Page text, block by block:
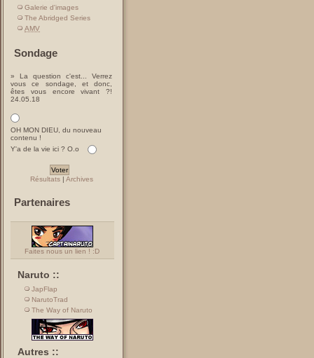
Galerie d'images
The Abridged Series
AMV
Sondage
» La question c'est... Verrez
vous ce sondage, et donc,
êtes vous encore vivant ?!
24.05.18
OH MON DIEU, du nouveau
contenu !
Y'a de la vie ici ? O.o
Résultats| Archives
Partenaires
Faites nous un lien ! :D
Naruto ::
JapFlap
NarutoTrad
The Way of Naruto
Autres ::